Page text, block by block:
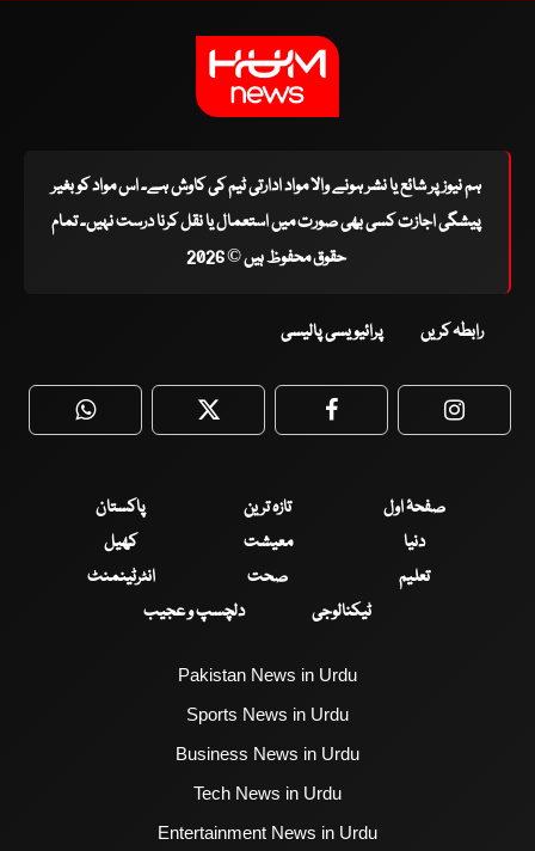
ہم نیوز پر شائع یا نشر ہونے والا مواد ادارتی ٹیم کی کاوش ہے۔ اس مواد کو بغیر
پیشگی اجازت کسی بھی صورت میں استعمال یا نقل کرنا درست نہیں۔ تمام
حقوق محفوظ ہیں © 2026
رابطہ کریں پرائیویسی پالیسی
WhatsApp Twitter Facebook
صفحۂ اول تازہ ترین
پاکستان
دنیا
معیشت
کھیل
تعلیم
صحت
انٹرٹینمنٹ
ٹیکنالوجی
دلچسپ و عجیب
Pakistan News in Urdu
Sports News in Urdu
Business News in Urdu
Tech News in Urdu
Entertainment News in Urdu